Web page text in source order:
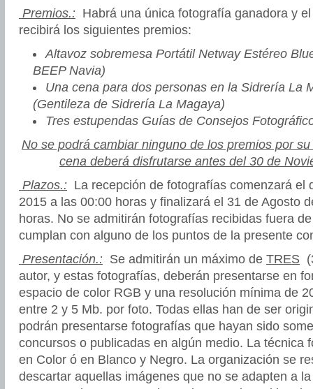
Premios.: Habrá una única fotografía ganadora y el
recibirá los siguientes premios:
Altavoz sobremesa Portátil Netway Estéreo
BEEP Navia)
Una cena para dos personas en la Sidrería La
(Gentileza de Sidrería La Magaya)
Tres estupendas Guías de Consejos
No se podrá cambiar ninguno de los premios por
cena deberá disfrutarse antes del 30 de
Plazos.: La recepción de fotografías comenzará el
2015 a las 00:00 horas y finalizará el 31 de Agosto
horas. No se admitirán fotografías recibidas fuera
cumplan con alguno de los puntos de la presente
Presentación.: Se admitirán un máximo de TRES
autor, y estas fotografías, deberán presentarse en
espacio de color RGB y una resolución mínima de
entre 2 y 5 Mb. por foto. Todas ellas han de ser
podrán presentarse fotografías que hayan sido
concursos o publicadas en algún medio. La técnica
en Color ó en Blanco y Negro. La organización se
descartar aquellas imágenes que no se adapten a